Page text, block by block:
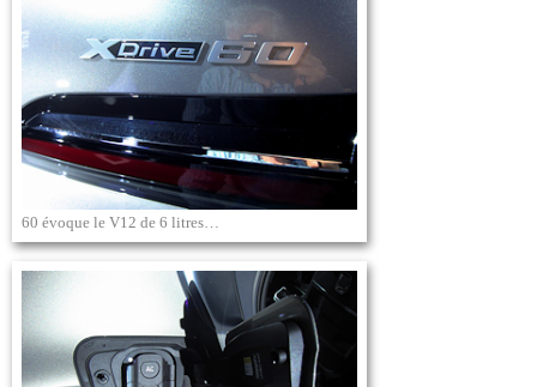
60 évoque le V12 de 6 litres…